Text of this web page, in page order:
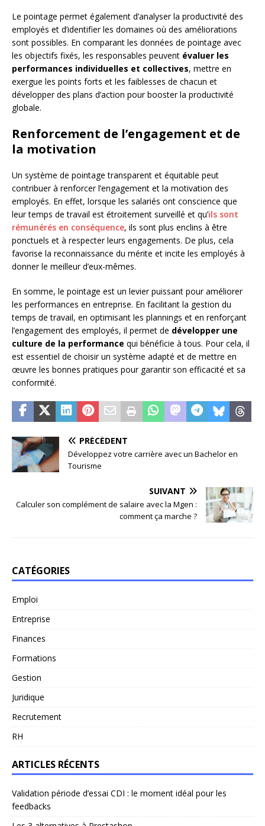
Le pointage permet également d’analyser la productivité des
employés et d’identifier les domaines où des améliorations
sont possibles. En comparant les données de pointage avec
les objectifs fixés, les responsables peuvent évaluer les
performances individuelles et collectives, mettre en
exergue les points forts et les faiblesses de chacun et
développer des plans d’action pour booster la productivité
globale.
Renforcement de l’engagement et de
la motivation
Un système de pointage transparent et équitable peut
contribuer à renforcer l’engagement et la motivation des
employés. En effet, lorsque les salariés ont conscience que
leur temps de travail est étroitement surveillé et qu’ils sont
rémunérés en conséquence, ils sont plus enclins à être
ponctuels et à respecter leurs engagements. De plus, cela
favorise la reconnaissance du mérite et incite les employés à
donner le meilleur d’eux-mêmes.
En somme, le pointage est un levier puissant pour améliorer
les performances en entreprise. En facilitant la gestion du
temps de travail, en optimisant les plannings et en renforçant
l’engagement des employés, il permet de développer une
culture de la performance qui bénéficie à tous. Pour cela, il
est essentiel de choisir un système adapté et de mettre en
œuvre les bonnes pratiques pour garantir son efficacité et sa
conformité.
PRÉCÉDENT
Développez votre carrière avec un Bachelor en
Tourisme
SUIVANT
Calculer son complément de salaire avec la Mgen :
comment ça marche ?
CATÉGORIES
Emploi
Entreprise
Finances
Formations
Gestion
Juridique
Recrutement
RH
ARTICLES RÉCENTS
Validation période d’essai CDI : le moment idéal pour les
feedbacks